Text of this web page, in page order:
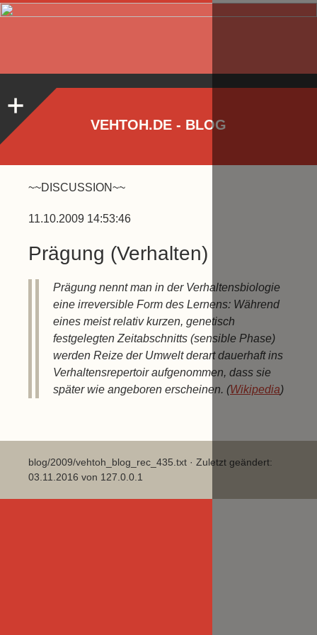
VEHTOH.DE - BLOG
~~DISCUSSION~~
11.10.2009 14:53:46
Prägung (Verhalten)
Prägung nennt man in der Verhaltensbiologie
eine irreversible Form des Lernens: Während
eines meist relativ kurzen, genetisch
festgelegten Zeitabschnitts (sensible Phase)
werden Reize der Umwelt derart dauerhaft ins
Verhaltensrepertoir aufgenommen, dass sie
später wie angeboren erscheinen. (Wikipedia)
blog/2009/vehtoh_blog_rec_435.txt · Zuletzt geändert:
03.11.2016 von 127.0.0.1